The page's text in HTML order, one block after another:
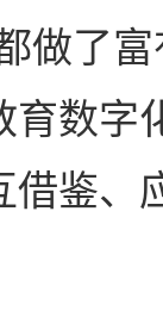
了富
育数字
借鉴、